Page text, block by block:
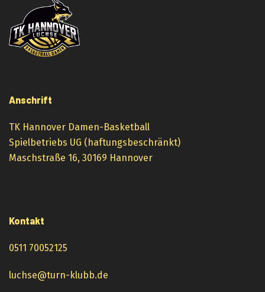
Anschrift
TK Hannover Damen-Basketball
Spielbetriebs UG (haftungsbeschränkt)
Maschstraße 16, 30169 Hannover
Kontakt
0511 70052125
luchse@turn-klubb.de